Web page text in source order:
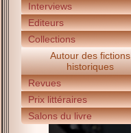
Interviews
Editeurs
Collections
Autour des fictions
historiques
Revues
Prix littéraires
Salons du livre